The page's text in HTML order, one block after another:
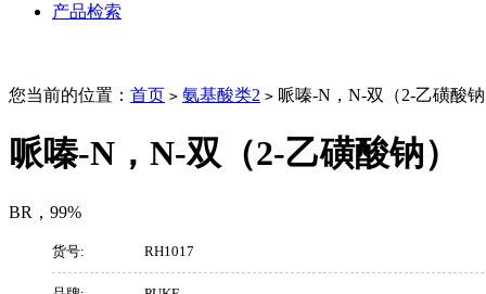
产品检索
您当前的位置： 首页 > 氨基酸类2 > 哌嗪-N，N-双（2-乙磺酸钠
哌嗪-N，N-双（2-乙磺酸钠）
BR，99%
货号: RH1017